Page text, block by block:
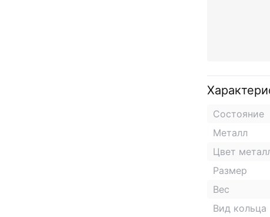
Состояние
Металл
Цвет
Размер
Вес
Вид кольца